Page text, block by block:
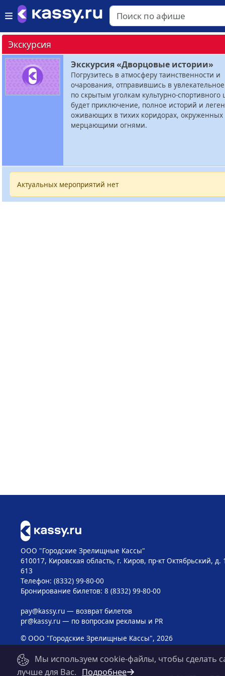
Экскурсия
Экскурсия «Дворцовые истории»
Погрузитесь в атмосферу таинственности и
очарования, отправившись в
по скрытым уголкам культурно-спортивного
будет приключение, полное историй и
оживающих в тихих коридорах,
мерцающими огнями.
Актуальных мероприятий нет
ООО "Городские Зрелищные Кассы"
610017, Кировская область, г. Киров, пр-кт Октябрьский, д.
613
Телефон: (8332) 99-80-00
Бронирование билетов: 8 (8332) 99-80-00
pay@kassy.ru— возврат билетов
pr@kassy.ru— по вопросам рекламы и PR
© ООО "Городские Зрелищные Кассы", 2026
Мы используем cookie-файлы, чтобы сделать
лучше для Вас. Подробнее